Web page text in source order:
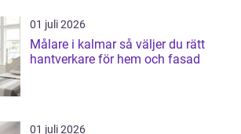
01 juli 2026
Målare i kalmar så väljer du rätt
hantverkare för hem och fasad
01 juli 2026